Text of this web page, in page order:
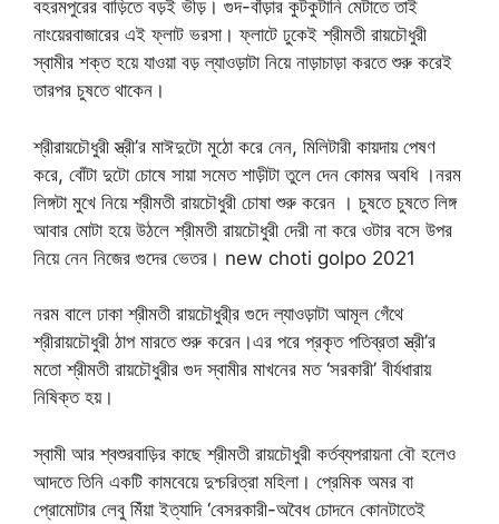
বহরমপুরের বাড়িতে বড়ই ভীড়। গুদ-বাঁড়ার কুটকুটানি মেটাতে তাই
নাংয়েরবাজারের এই ফ্লাট ভরসা। ফ্লাটে ঢুকেই শ্রীমতী রায়চৌধুরী
স্বামীর শক্ত হয়ে যাওয়া বড় ল্যাওড়াটা নিয়ে নাড়াচাড়া করতে শুরু করেই
তারপর চুষতে থাকেন।
শ্রীরায়চৌধুরী স্ত্রী’র মাঈদুটো মুঠো করে নেন, মিলিটারী কায়দায় পেষণ
করে, বোঁটা দুটো চোষে সায়া সমেত শাড়ীটা তুলে দেন কোমর অবধি ।নরম
লিঙ্গটা মুখে নিয়ে শ্রীমতী রায়চৌধুরী চোষা শুরু করেন । চুষতে চুষতে লিঙ্গ
আবার মোটা হয়ে উঠলে শ্রীমতী রায়চৌধুরী দেরী না করে ওটার বসে উপর
নিয়ে নেন নিজের গুদের ভেতর। new choti golpo 2021
নরম বালে ঢাকা শ্রীমতী রায়চৌধুরী্র গুদে ল্যাওড়াটা আমূল গেঁথে
শ্রীরায়চৌধুরী ঠাপ মারতে শুরু করেন।এর পরে প্রকৃত পতিব্রতা স্ত্রী’র
মতো শ্রীমতী রায়চৌধুরীর গুদ স্বামীর মাখনের মত ‘সরকারী’ বীর্যধারায়
নিষিক্ত হয়।
স্বামী আর শ্বশুরবাড়ির কাছে শ্রীমতী রায়চৌধুরী কর্তব্যপরায়না বৌ হলেও
আদতে তিনি একটি কামবেয়ে দুশ্চরিত্রা মহিলা। প্রেমিক অমর বা
প্রোমোটার লেবু মিঁয়া ইত্যাদি ‘বেসরকারী-অবৈধ চোদনে কোনটাতেই